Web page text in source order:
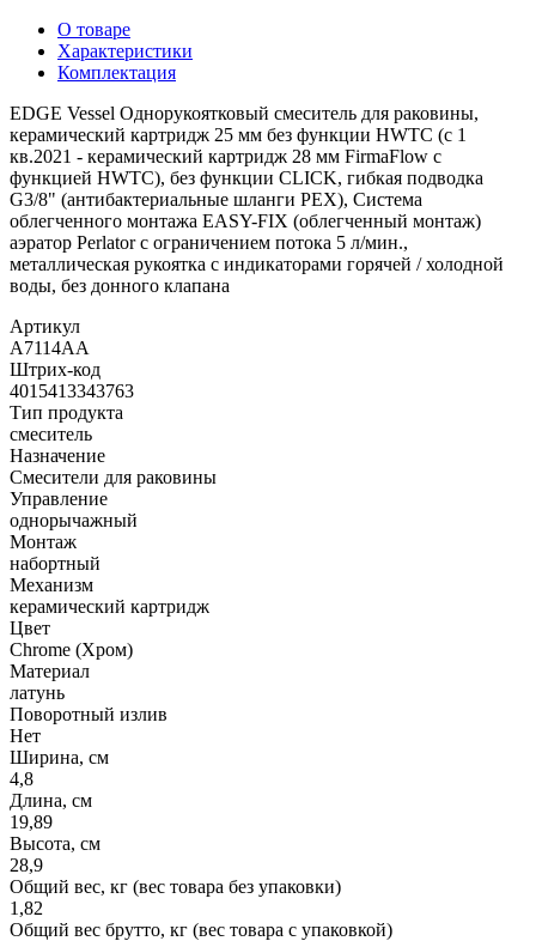
О товаре
Характеристики
Комплектация
EDGE Vessel Однорукоятковый смеситель для раковины,
керамический картридж 25 мм без функции HWTC (с 1
кв.2021 - керамический картридж 28 мм FirmaFlow с
функцией HWTC), без функции CLICK, гибкая подводка
G3/8" (антибактериальные шланги PEX), Система
облегченного монтажа EASY-FIX (облегченный монтаж)
аэратор Perlator с ограничением потока 5 л/мин.,
металлическая рукоятка с индикаторами горячей / холодной
воды, без донного клапана
Артикул
A7114AA
Штрих-код
4015413343763
Тип продукта
смеситель
Назначение
Смесители для раковины
Управление
однорычажный
Монтаж
набортный
Механизм
керамический картридж
Цвет
Chrome (Хром)
Материал
латунь
Поворотный излив
Нет
Ширина, см
4,8
Длина, см
19,89
Высота, см
28,9
Общий вес, кг (вес товара без упаковки)
1,82
Общий вес брутто, кг (вес товара с упаковкой)